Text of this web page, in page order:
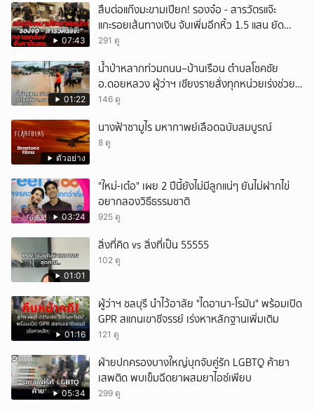
07:43
สืบต่อแก๊งมะขามเปียก! รองจ๋อ - สารวัตรแจ๊ะ
แกะรอยเส้นทางเงิน จับเพิ่มอีกหิ้ว 1.5 แสน ยัด
สินบน
291 ดู
01:22
น้ำป่าหลากท่วมถนน–บ้านเรือน ตำบลโชคชัย
อ.ดอยหลวง ผู้ว่าฯ เชียงรายสั่งทุกหน่วยเร่งช่วย
เหลือประชาชน
146 ดู
ตัวอย่าง
นางฟ้าซามูไร มหากาพย์เลือดฉบับสมบูรณ์
8 ดู
03:24
"ใหม่-เต๋อ" เผย 2 ปีนี้ยังไม่มีลูกแน่ๆ ยันไม่ฝากไข่
อยากลองวิธีธรรมชาติ
925 ดู
01:01
สิ่งที่คิด vs สิ่งที่เป็น 55555
102 ดู
01:16
ผู้ว่าฯ ชลบุรี นำไว้อาลัย "ไดอานา-โรมัน" พร้อมเปิด
GPR สแกนเขาชีจรรย์ เร่งหาหลักฐานเพิ่มเติม
121 ดู
05:34
ฝ่ายปกครองบางใหญ่บุกจับคู่รัก LGBTQ ค้ายา
เสพติด พบเข็มฉีดยาผสมยาไอซ์เพียบ
299 ดู